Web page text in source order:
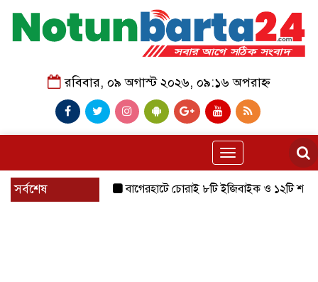
রবিবার, ০৯ অগাস্ট ২০২৬, ০৯:১৬ অপরাহ্ন
Toggle
navigation
সর্বশেষ বাগেরহাটে চোরাই ৮টি ইজিবাইক ও ১২টি